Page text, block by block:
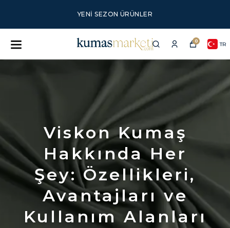
YENI SEZON ÜRÜNLER
0 TR
Viskon Kumaş
Hakkında Her
Şey: Özellikleri,
Avantajları ve
Kullanım Alanları